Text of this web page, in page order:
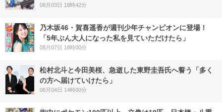
08月03日 18時42分
乃木坂46・賀喜遥香が週刊少年チャンピオンに登場！
「5年ぶん大人になった私を見ていただけたら」
08月07日 18時00分
松村北斗と今田美桜、急逝した東野圭吾氏へ誓う「多く
の方へ届けていけたら」
08月04日 14時00分